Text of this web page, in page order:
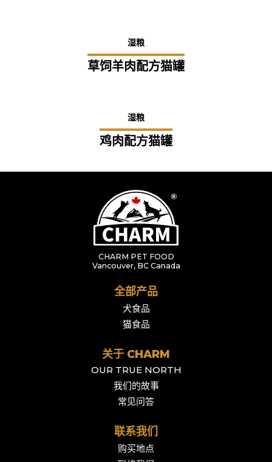
湿粮
草饲羊肉配方猫罐
湿粮
鸡肉配方猫罐
CHARM PET FOOD
Vancouver, BC Canada
全部产品
犬食品
猫食品
关于 CHARM
OUR TRUE NORTH
我们的故事
常见问答
联系我们
购买地点